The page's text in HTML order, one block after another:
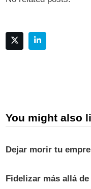
You might also
Dejar morir tu
Fidelizar más allá